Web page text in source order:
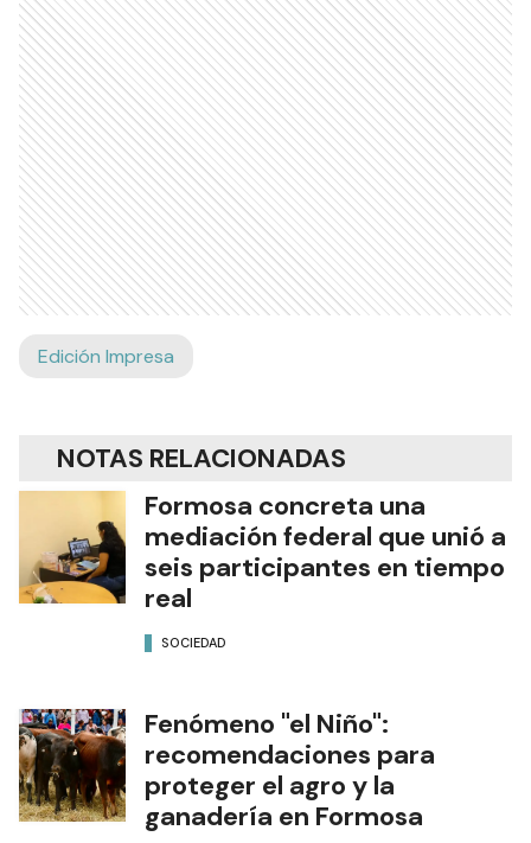
Edición Impresa
NOTAS RELACIONADAS
Formosa concreta una
mediación federal que unió a
seis participantes en tiempo
real
SOCIEDAD
Fenómeno "el Niño":
recomendaciones para
proteger el agro y la
ganadería en Formosa